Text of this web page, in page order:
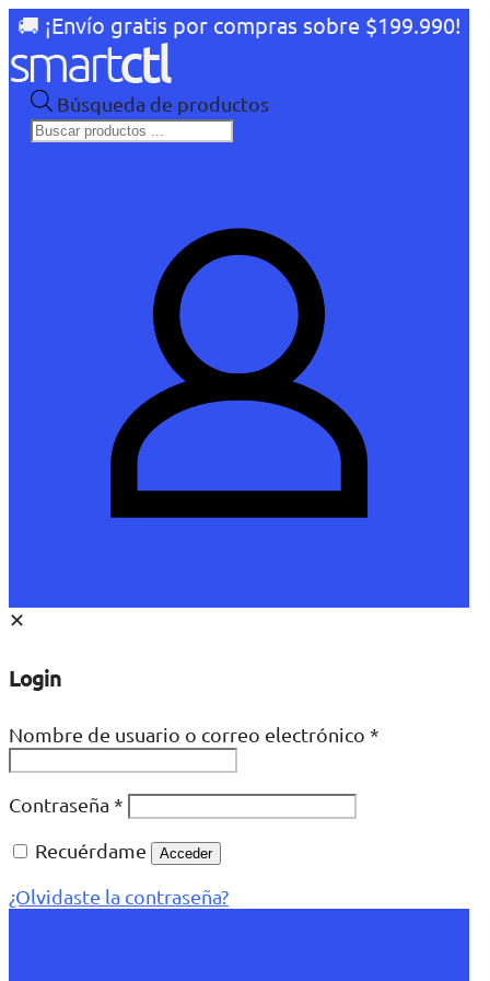
🚚 ¡Envío gratis por compras sobre $199.990!
Búsqueda de productos
✕
Login
Nombre de usuario o correo electrónico *
Contraseña *
Recuérdame
Acceder
¿Olvidaste la contraseña?